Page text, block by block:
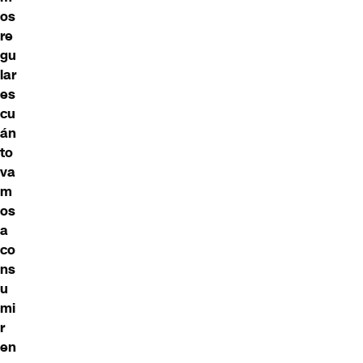
os
re
gu
lar
es
cu
án
to
va
m
os
a
co
ns
u
mi
r
en